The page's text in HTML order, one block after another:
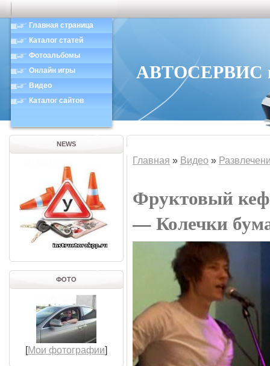
Главная страница
Каталог статей
Фотоальбомы
Онлайн игры
Видео
Каталог сайтов
АВТОСЕРВИС в
NEWS
ФОТО
[Мои фотографии]
Главная » Видео »
Фруктовый
— Колечки